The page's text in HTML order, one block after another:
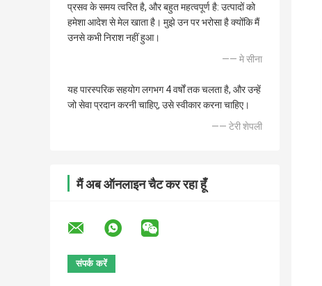
प्रसव के समय त्वरित है, और बहुत महत्वपूर्ण है: उत्पादों को
हमेशा आदेश से मेल खाता है। मुझे उन पर भरोसा है क्योंकि मैं
उनसे कभी निराश नहीं हुआ।
—— मे सीना
यह पारस्परिक सहयोग लगभग 4 वर्षों तक चलता है, और उन्हें
जो सेवा प्रदान करनी चाहिए, उसे स्वीकार करना चाहिए।
—— टेरी शेपली
मैं अब ऑनलाइन चैट कर रहा हूँ